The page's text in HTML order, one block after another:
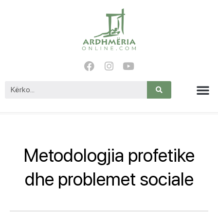
Metodologjia profetike
dhe problemet sociale